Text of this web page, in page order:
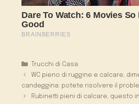
Categorie
Trucchi di Casa
WC pieno di ruggine e calcare,
candeggina: potete risolvere il
Rubinetti pieni di calcare, questo